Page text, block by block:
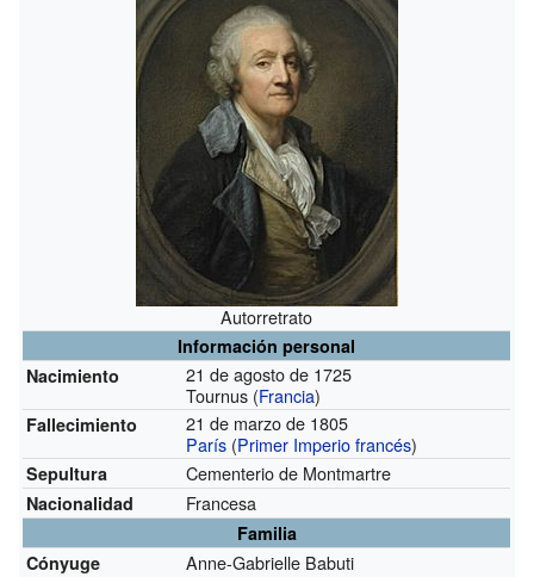
Autorretrato
Información personal
Nacimiento
21 de agosto de 1725
Tournus (Francia)
Fallecimiento
21 de marzo de 1805
París (Primer Imperio francés)
Sepultura Cementerio de Montmartre
Nacionalidad Francesa
Familia
Cónyuge
Anne-Gabrielle Babuti